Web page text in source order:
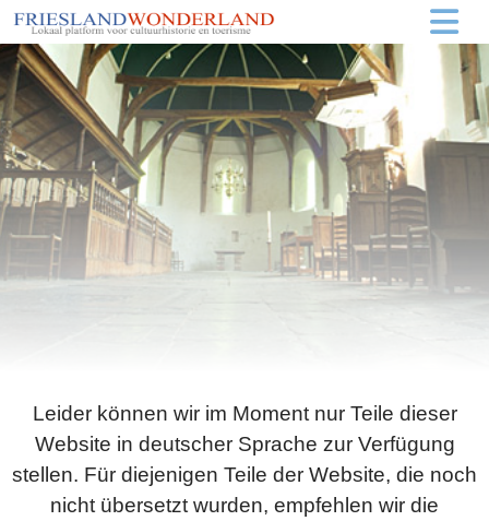
Leider können wir im Moment nur Teile dieser
Website in deutscher Sprache zur Verfügung
stellen. Für diejenigen Teile der Website, die noch
nicht übersetzt wurden, empfehlen wir die